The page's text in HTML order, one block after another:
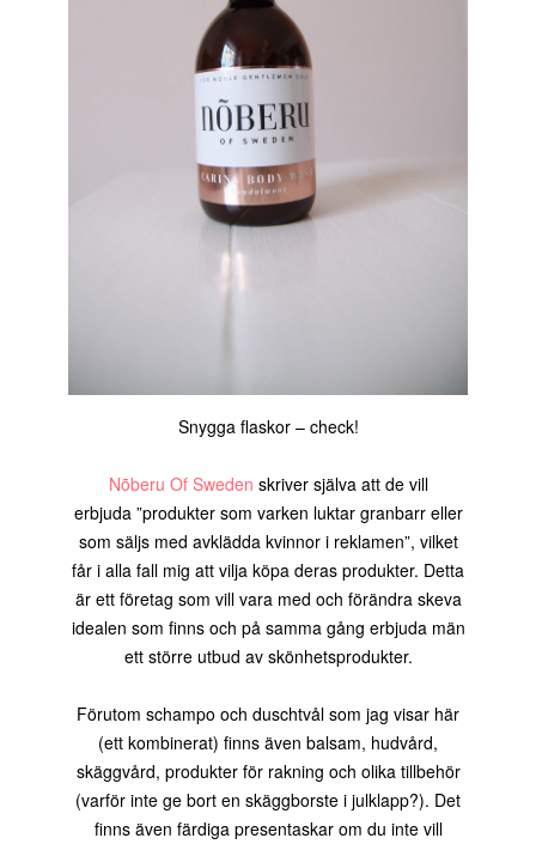
Snygga flaskor – check!
Nõberu Of Sweden skriver själva att de vill
erbjuda ”produkter som varken luktar granbarr eller
som säljs med avklädda kvinnor i reklamen”, vilket
får i alla fall mig att vilja köpa deras produkter. Detta
är ett företag som vill vara med och förändra skeva
idealen som finns och på samma gång erbjuda män
ett större utbud av skönhetsprodukter.
Förutom schampo och duschtvål som jag visar här
(ett kombinerat) finns även balsam, hudvård,
skäggvård, produkter för rakning och olika tillbehör
(varför inte ge bort en skäggborste i julklapp?). Det
finns även färdiga presentaskar om du inte vill